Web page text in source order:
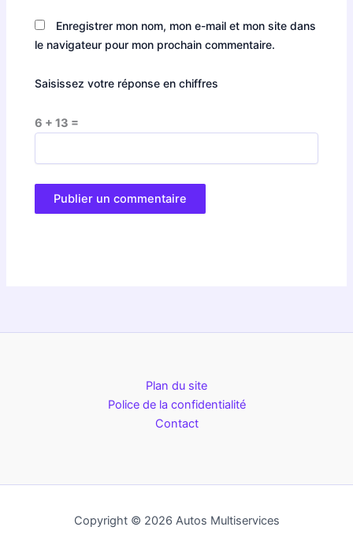
Enregistrer mon nom, mon e-mail et mon site dans
le navigateur pour mon prochain commentaire.
Saisissez votre réponse en chiffres
6 + 13 =
Plan du site
Police de la confidentialité
Contact
Copyright © 2026 Autos Multiservices